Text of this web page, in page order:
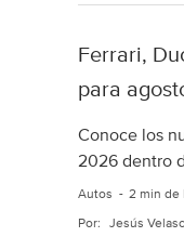
Ferrari,
para
Conoce los
2026 dentro
Autos 2 min de
Por: Jesús